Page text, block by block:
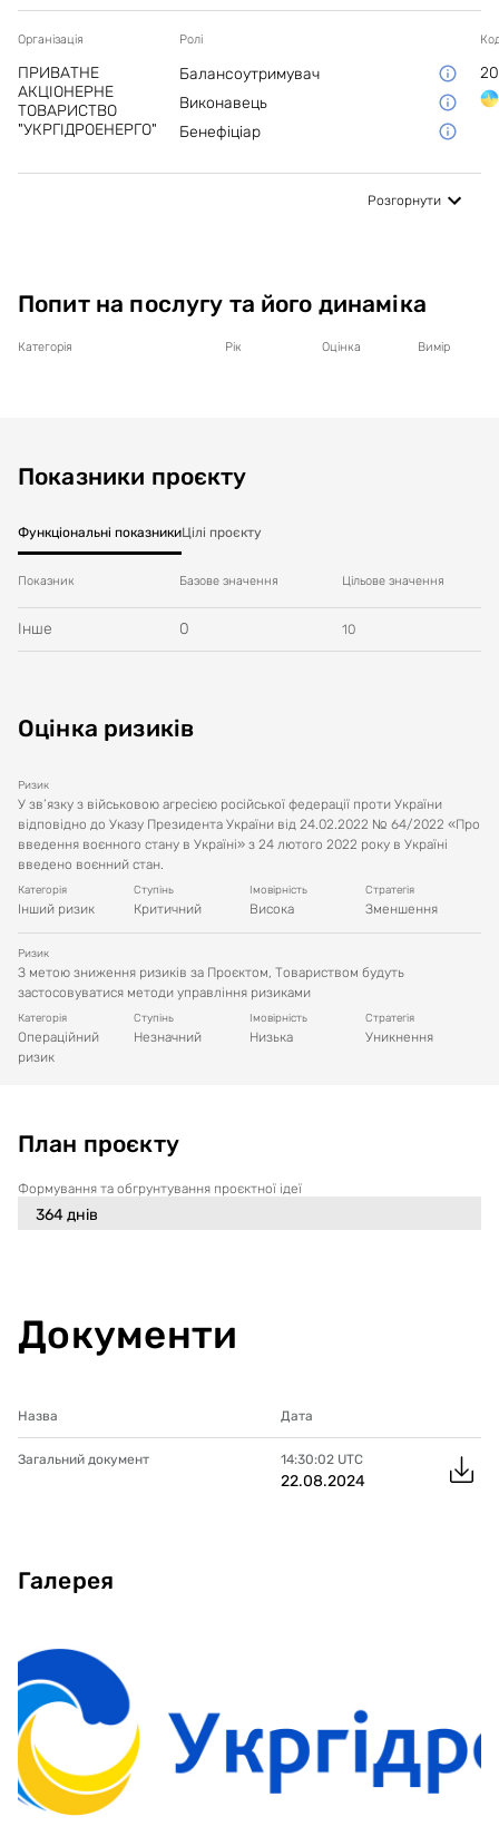
Організація
ПРИВАТНЕ
АКЦІОНЕРНЕ
ТОВАРИСТВО
"УКРГІДРОЕНЕРГО"
Ролі
Балансоутримувач
Виконавець
Бенефіціар
Розгорнути
Попит на послугу та його динаміка
Категорія Рік Оцінка Вимір
Показники проєкту
Функціональні показникиЦілі проєкту
Показник Базове значення Цільове значення
Інше 0 10
Оцінка ризиків
Ризик
У зв’язку з військовою агресією російської федерації проти України
відповідно до Указу Президента України від 24.02.2022 № 64/2022 «Про
введення воєнного стану в Україні» з 24 лютого 2022 року в Україні
введено воєнний стан.
Категорія Ступінь Імовірність Стратегія
Інший ризик Критичний Висока Зменшення
Ризик
З метою зниження ризиків за Проєктом, Товариством будуть
застосовуватися методи управління ризиками
Категорія Ступінь Імовірність Стратегія
Операційний
ризик
Незначний Низька Уникнення
План проєкту
Формування та обгрунтування проєктної ідеї
364днів
Документи
Назва Дата
Загальний документ 14:30:02 UTC
22.08.2024
Галерея